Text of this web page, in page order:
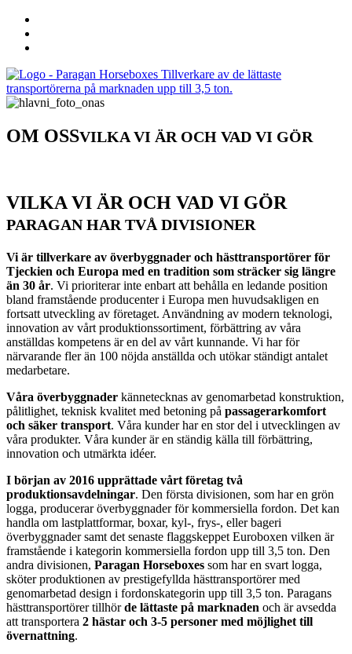
OM OSSVILKA VI ÄR OCH VAD VI GÖR
VILKA VI ÄR OCH VAD VI GÖR
PARAGAN HAR TVÅ DIVISIONER
Vi är tillverkare av överbyggnader och hästtransportörer för
Tjeckien och Europa med en tradition som sträcker sig längre
än 30 år. Vi prioriterar inte enbart att behålla en ledande position
bland framstående producenter i Europa men huvudsakligen en
fortsatt utveckling av företaget. Användning av modern teknologi,
innovation av vårt produktionssortiment, förbättring av våra
anställdas kompetens är en del av vårt kunnande. Vi har för
närvarande fler än 100 nöjda anställda och utökar ständigt antalet
medarbetare.
Våra överbyggnader kännetecknas av genomarbetad konstruktion,
pålitlighet, teknisk kvalitet med betoning på passagerarkomfort
och säker transport. Våra kunder har en stor del i utvecklingen av
våra produkter. Våra kunder är en ständig källa till förbättring,
innovation och utmärkta idéer.
I början av 2016 upprättade vårt företag två
produktionsavdelningar. Den första divisionen, som har en grön
logga, producerar överbyggnader för kommersiella fordon. Det kan
handla om lastplattformar, boxar, kyl-, frys-, eller bageri
överbyggnader samt det senaste flaggskeppet Euroboxen vilken är
framstående i kategorin kommersiella fordon upp till 3,5 ton. Den
andra divisionen, Paragan Horseboxes som har en svart logga,
sköter produktionen av prestigefyllda hästtransportörer med
genomarbetad design i fordonskategorin upp till 3,5 ton. Paragans
hästtransportörer tillhörde lättaste på marknaden och är avsedda
att transportera 2 hästar och 3-5 personer med möjlighet till
övernattning.